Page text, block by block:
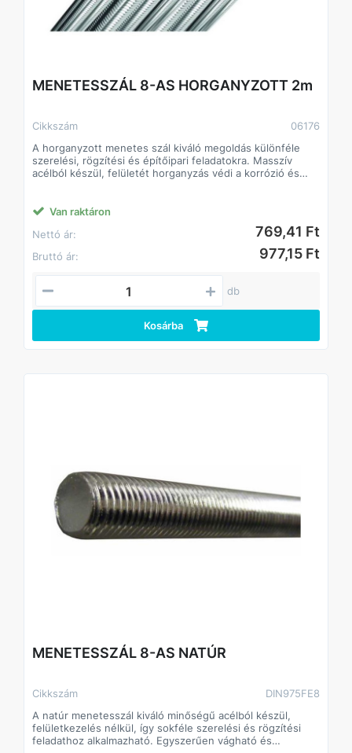
MENETESSZÁL 8-AS HORGANYZOTT 2m
Cikkszám
06176
A horganyzott menetes szál kiváló megoldás különféle
szerelési, rögzítési és építőipari feladatokra. Masszív
acélból készül, felületét horganyzás védi a korrózió és
átmérőkben érhető el, kompatibilis szabványos anyákkal
Jellemzők:
• Kül- és beltéri használatra egyaránt alkalmas
• Széles méretválaszték: különböző hosszúságok és
Van raktáron
Nettó ár:
769,41 Ft
Bruttó ár: 977,15 Ft
db
Kosárba
MENETESSZÁL 8-AS NATÚR
Cikkszám
DIN975FE8
A natúr menetesszál kiváló minőségű acélból készül,
felületkezelés nélkül, így sokféle szerelési és rögzítési
feladathoz alkalmazható. Egyszerűen vágható és